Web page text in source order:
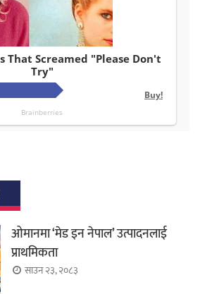
ओमानमा ‘मेड इन नेपाल’ उत्पादनलाई
प्राथमिकता
साउन २३, २०८३